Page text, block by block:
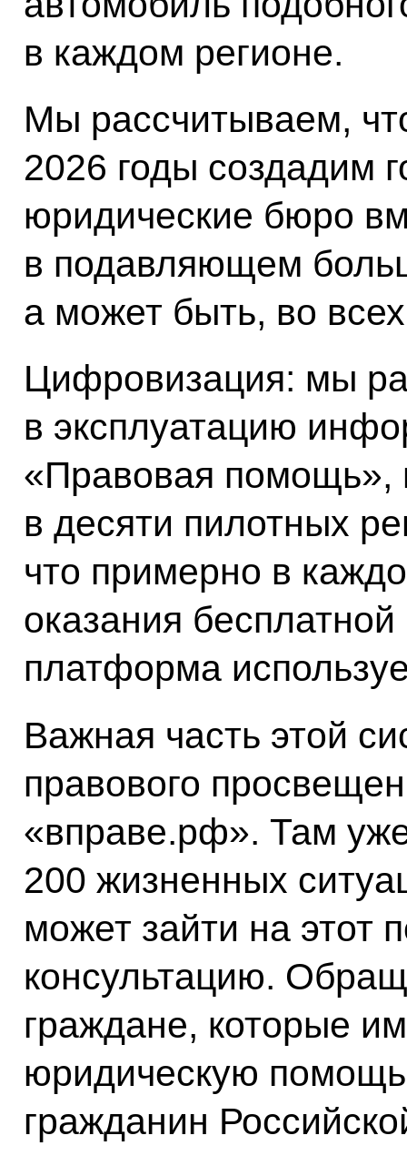
в каждом регионе.
Мы рассчитываем,
2026 годы создадим
юридические бюро
в подавляющем
а может быть, во
Цифровизация: мы
в эксплуатацию
«Правовая помощь»,
в десяти пилотных
что примерно в
оказания
платформа
Важная часть этой
правового
«вправе.рф». Там
200 жизненных
может зайти на этот
консультацию.
граждане, которые
юридическую
гражданин